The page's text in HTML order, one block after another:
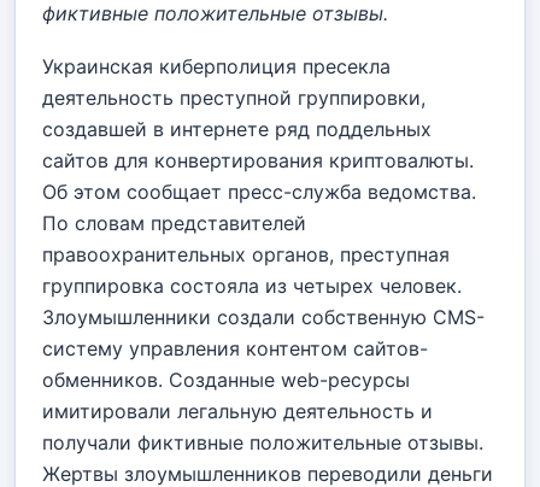
фиктивные положительные отзывы.
Украинская киберполиция пресекла
деятельность преступной группировки,
создавшей в интернете ряд поддельных
сайтов для конвертирования криптовалюты.
Об этом сообщает пресс-служба ведомства.
По словам представителей
правоохранительных органов, преступная
группировка состояла из четырех человек.
Злоумышленники создали собственную CMS-
систему управления контентом сайтов-
обменников. Созданные web-ресурсы
имитировали легальную деятельность и
получали фиктивные положительные отзывы.
Жертвы злоумышленников переводили деньги